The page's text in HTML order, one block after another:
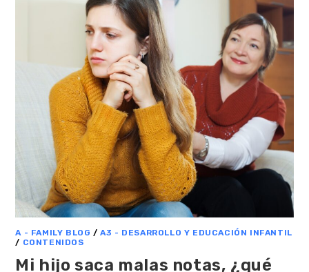
A - FAMILY BLOG /A3 - DESARROLLO Y EDUCACIÓN INFANTIL
/ CONTENIDOS
Mi hijo saca malas notas, ¿qué